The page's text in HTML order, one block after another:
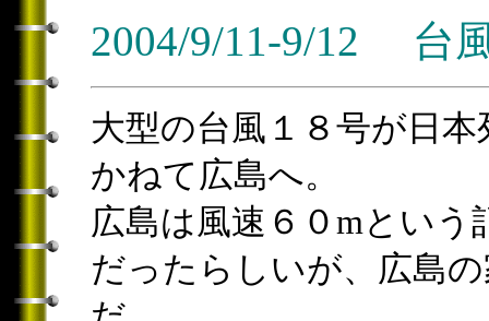
2004/9/11-9/12 台
大型の台風１８号が日
かねて広島へ。
広島は風速６０mとい
だったらしいが、広島